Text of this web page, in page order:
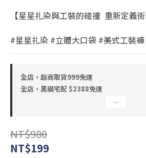
【星星扎染與工裝的碰撞  重新定義街
#星星扎染 #立體大口袋 #美式工裝褲
全店，超商取貨999免運
全店，黑貓宅配 $2388免運
NT$980
NT$199